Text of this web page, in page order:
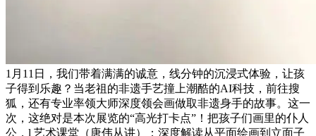
1月11日，我们带着满满的诚意，线分钟的沉浸式体验，让孩
子得到乐趣？当老祖的非遗手艺撞上潮酷的AI科技，前往搜
狐，还有专业率领大师深度领会画做取非遗身手的故事。这一
次，这绝对是本次展览的“高光打卡点”！把孩子们画里的仆人
公，l 艺术课堂（唐伟从讲）：深度解读从平面绘画到立面子